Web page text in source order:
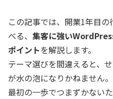
この記事では、開業1年目
べる、 集客に強い
ポイントを解説します。
テーマ選びを間違えると、
が水の泡になりかねません。
最初の一歩でつまずかない